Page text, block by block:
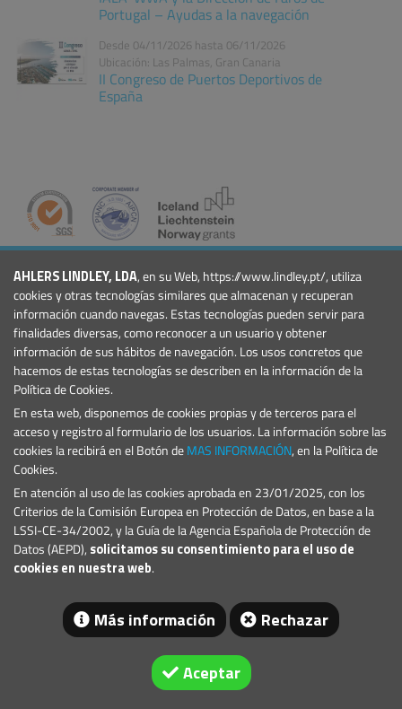
AHLERS LINDLEY, LDA, en su Web, https://www.lindley.pt/, utiliza
cookies y otras tecnologías similares que almacenan y recuperan
información cuando navegas. Estas tecnologías pueden servir para
finalidades diversas, como reconocer a un usuario y obtener
información de sus hábitos de navegación. Los usos concretos que
hacemos de estas tecnologías se describen en la información de la
Política de Cookies.
En esta web, disponemos de cookies propias y de terceros para el
acceso y registro al formulario de los usuarios. La información sobre las
cookies la recibirá en el Botón deMAS INFORMACIÓN, en la Política de
Cookies.
En atención al uso de las cookies aprobada en 23/01/2025, con los
Criterios de la Comisión Europea en Protección de Datos, en base a la
LSSI-CE-34/2002, y la Guía de la Agencia Española de Protección de
Datos (AEPD), solicitamos su consentimiento para el uso de
cookies en nuestra web.
Más información Rechazar
Aceptar
Portugal – Ayudas a la navegación
Desde 04/11/2026 hasta 06/11/2026
Ubicación: Las Palmas, Gran Canaria
II Congreso de Puertos Deportivos de
España
COMPAÑÍA
Quiénes Somos
Noticias
Eventos
Proyectos
Condiciones Generales
PRODUCTOS
Marinas y Puertos Deportivos
Señales Marítimas
CONTACTO
E.:geral@lindley.pt
T.: +351 214 692 024